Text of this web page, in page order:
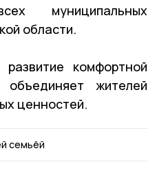
муниципальных
области.
комфортной
жителей
ценностей.
семьёй